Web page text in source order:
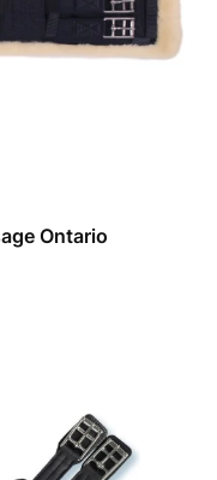
Ontario